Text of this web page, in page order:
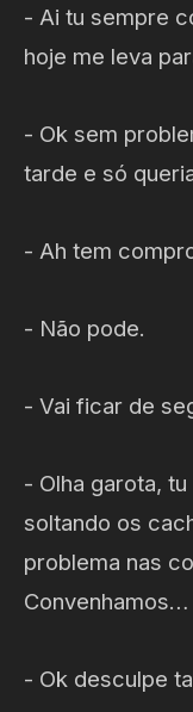
- Ai tu sempre
hoje me leva
- Ok sem
tarde e só
- Ah tem
- Não pode.
- Vai ficar de
- Olha garota,
soltando os
problema nas
Convenhamos…
- Ok desculpe